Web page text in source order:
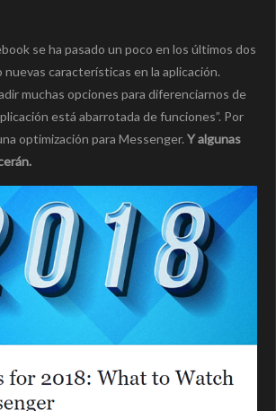
se ha pasado un poco en los últimos dos
características en la aplicación.
muchas opciones para diferenciarnos de
está abarrotada de funciones”. Por
optimización para Messenger. Y algunas